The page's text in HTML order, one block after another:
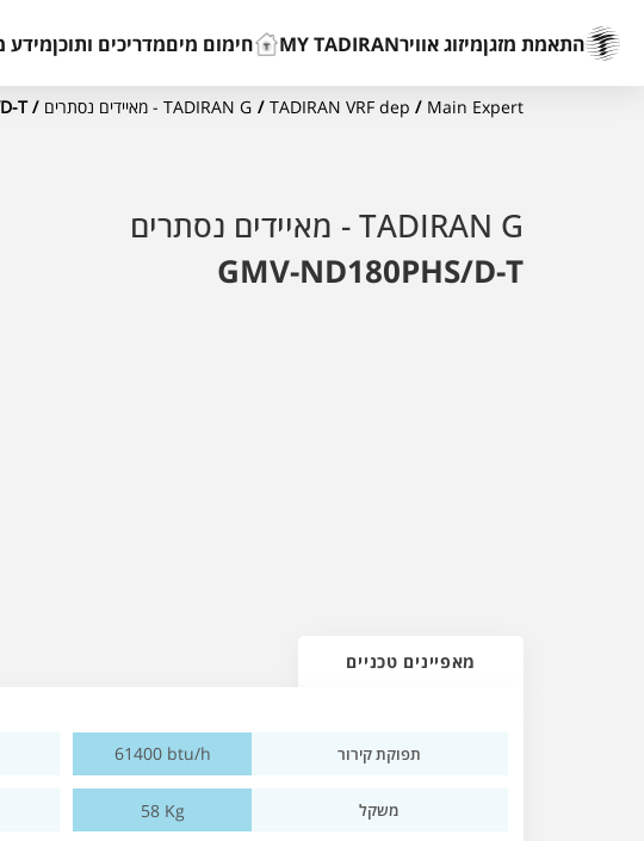
התאמת מזגןמיזוג אווירMY TADIRAN חימום מיםמדריכים ותוכןמידע
Main Expert
/
TADIRAN VRF dep
/ TADIRAN G - מאיידים נסתרים / GMV-ND180PHS/D-T
TADIRAN G - מאיידים נסתרים
GMV-ND180PHS/D-T
מאפיינים טכניים
תפוקת קירור 61400 btu/h
משקל 58 Kg